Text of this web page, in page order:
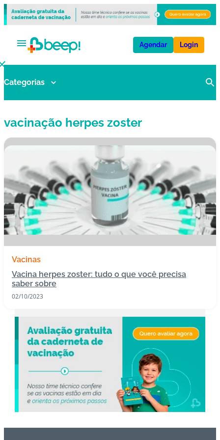
V
a
n
s
E
x
a
m
e
s
m
u
n
o
ó
gi
c
o
Pl
n
Agendar Login
Categorias
vacinação herpes zoster
Vacinas
Vacina herpes zoster: tudo o que você precisa
saber sobre
02/10/2023